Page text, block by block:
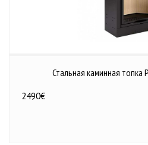
Стальная каминная топка
2490€